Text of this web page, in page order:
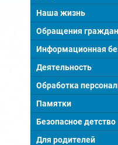
Наша жизнь
Обращения граждан
Информационная
Деятельность
Обработка
Памятки
Безопасное детство
Для родителей